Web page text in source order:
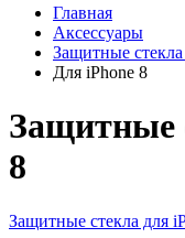
Главная
Аксессуары
Защитные
Для iPhone 8
Защитные
8
Защитные стекла для